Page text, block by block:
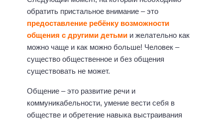
обратить пристальное внимание – это
предоставление ребёнку возможности
общения с другими детьми и желательно как
можно чаще и как можно больше! Человек –
существо общественное и без общения
существовать не может.
Общение – это развитие речи и
коммуникабельности, умение вести себя в
обществе и обретение навыка выстраивания